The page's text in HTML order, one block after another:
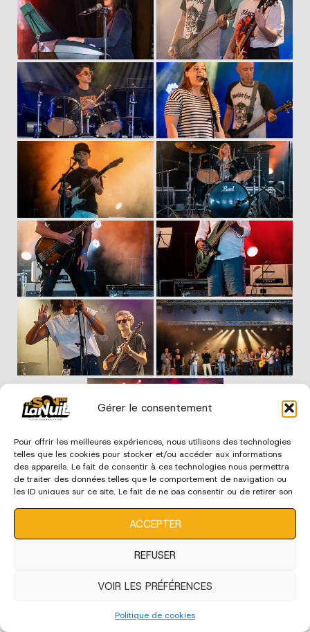
Gérer le consentement
Pour offrir les meilleures expériences, nous utilisons des technologies
telles que les cookies pour stocker et/ou accéder aux informations
des appareils. Le fait de consentir à ces technologies nous permettra
de traiter des données telles que le comportement de navigation ou
les ID uniques sur ce site. Le fait de ne pas consentir ou de retirer son
ACCEPTER
REFUSER
VOIR LES PRÉFÉRENCES
Politique de cookies
édition 2023